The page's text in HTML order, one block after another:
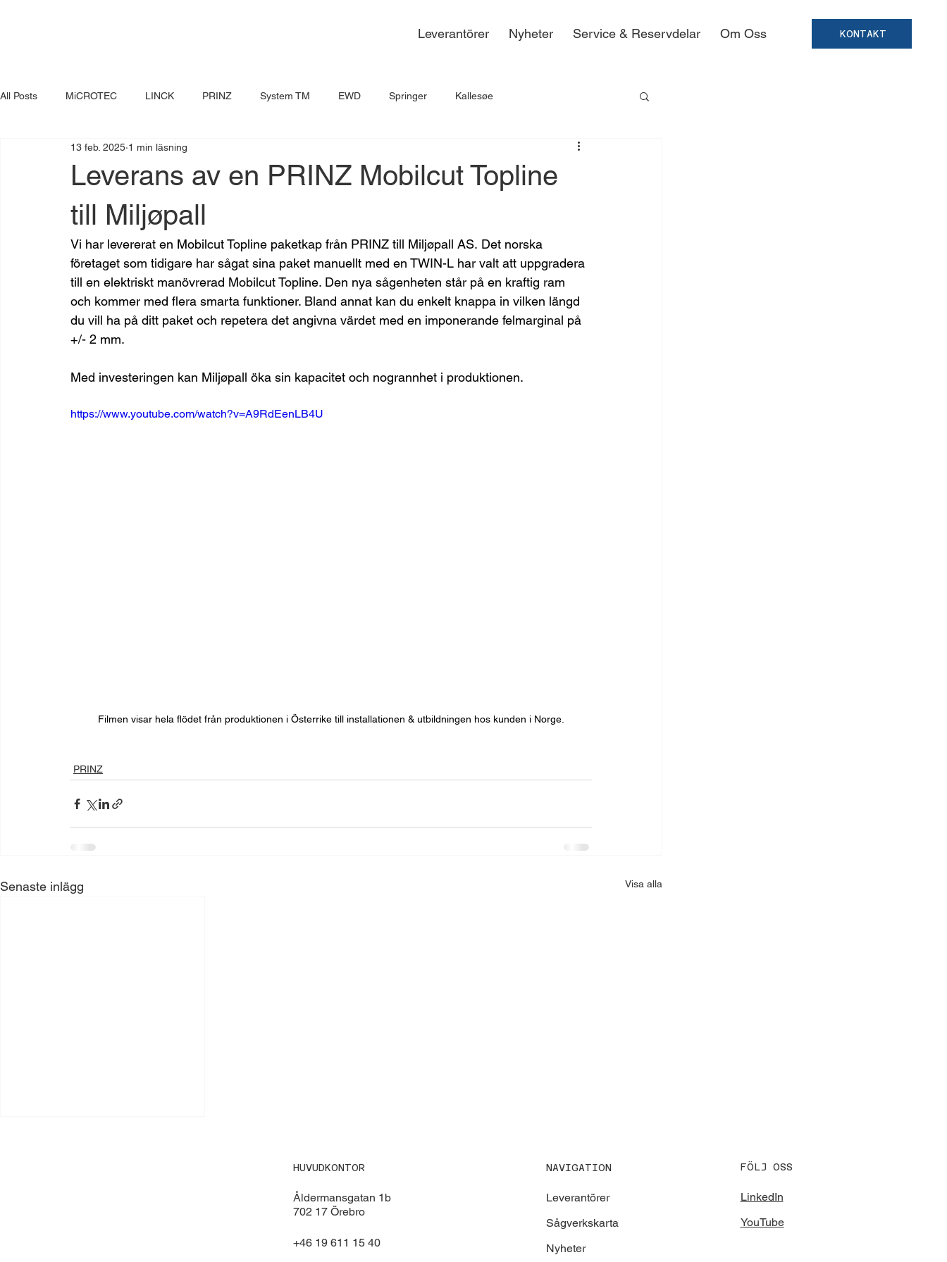
Leverantörer Nyheter Service & Reservdelar Om Oss KONTAKT
All Posts MiCROTEC LINCK PRINZ System TM EWD Springer Kallesøe
Leverans av en PRINZ Mobilcut Topline
till Miljøpall
13 feb. 2025 1 min läsning
Vi har levererat en Mobilcut Topline paketkap från PRINZ till Miljøpall AS. Det norska
företaget som tidigare har sågat sina paket manuellt med en TWIN-L har valt att uppgradera
till en elektriskt manövrerad Mobilcut Topline. Den nya sågenheten står på en kraftig ram
och kommer med flera smarta funktioner. Bland annat kan du enkelt knappa in vilken längd
du vill ha på ditt paket och repetera det angivna värdet med en imponerande felmarginal på
+/- 2 mm.
Med investeringen kan Miljøpall öka sin kapacitet och nogrannhet i produktionen.
https://www.youtube.com/watch?v=A9RdEenLB4U
Filmen visar hela flödet från produktionen i Österrike till installationen & utbildningen hos kunden i Norge.
PRINZ
Senaste inlägg Visa alla
HUVUDKONTOR
Åldermansgatan 1b
702 17 Örebro
+46 19 611 15 40
NAVIGATION
Leverantörer
Sågverkskarta
Nyheter
FÖLJ OSS
LinkedIn
YouTube